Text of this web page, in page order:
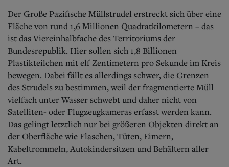
Der Große Pazifische Müllstrudel erstreckt sich über eine
Fläche von rund 1,6 Millionen Quadratkilometern – das
ist das Viereinhalbfache des Territoriums der
Bundesrepublik. Hier sollen sich 1,8 Billionen
Plastikteilchen mit elf Zentimetern pro Sekunde im Kreis
bewegen. Dabei fällt es allerdings schwer, die Grenzen
des Strudels zu bestimmen, weil der fragmentierte Müll
vielfach unter Wasser schwebt und daher nicht von
Satelliten- oder Flugzeugkameras erfasst werden kann.
Das gelingt letztlich nur bei größeren Objekten direkt an
der Oberfläche wie Flaschen, Tüten, Eimern,
Kabeltrommeln, Autokindersitzen und Behältern aller
Art.